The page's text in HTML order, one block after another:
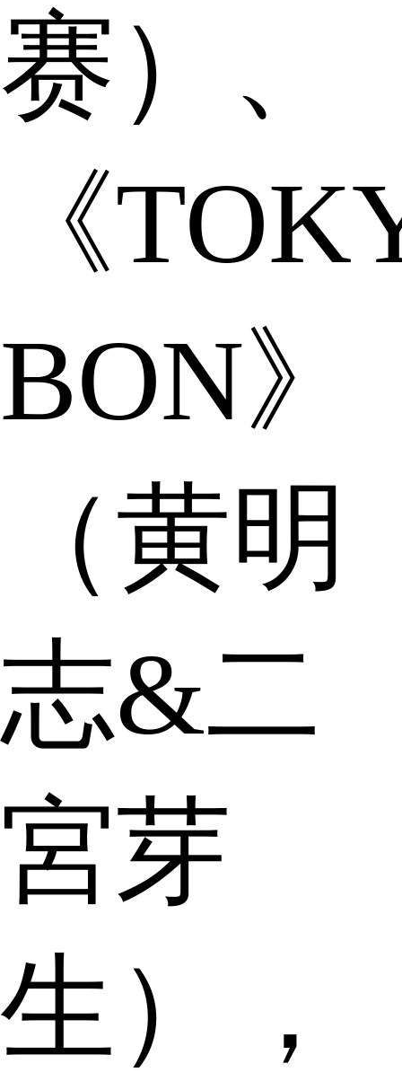
赛）、
《
BON》
（黄明
志&二
宮芽
生），